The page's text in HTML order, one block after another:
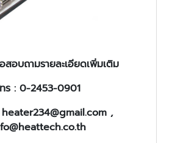
อบถามรายละเอียดเพิ่มเติม
ร : 0-2453-0901
heater234@gmail.com ,